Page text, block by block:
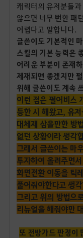
캐릭터의 유저분들
않으면 너무 뻔한 패
어렵다고 말합니다.
글쓴이도 기본적인
스킬의 기본 능력은
어려운 부분이 존재
제재되면 좋겠지만
위해 글쓴이도 계속
이런 점은 펄어비스
등한 시 해왔고, 유
대체재 삼을만한 방
없던 상황이라 생각
그래서 글쓴이는 마
투자하여 올려주면
화면전환 이동을 틱
풀어줘야한다고 생
그리고 위의 방법으
리뉴얼을 해줘야만
또 전방가드 판정이